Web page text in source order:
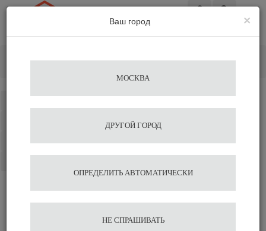
Кофеварка LELIT Mara
×
Ваш город
МОСКВА
ДРУГОЙ ГОРОД
ОПРЕДЕЛИТЬ АВТОМАТИЧЕСКИ
НЕ СПРАШИВАТЬ